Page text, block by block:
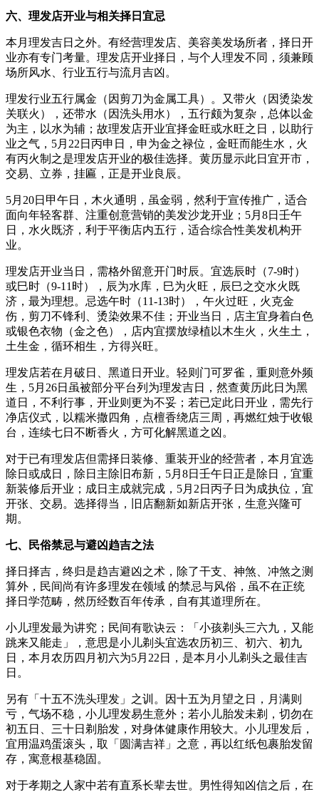
六、理发店开业与相关择日宜忌
本月理发吉日之外。有经营理发店、美容美发场所者，择日开
业亦有专门考量。理发店开业择日，与个人理发不同，须兼顾
场所风水、行业五行与流月吉凶。
理发行业五行属金（因剪刀为金属工具）。又带火（因烫染发
关联火），还带水（因洗头用水），五行颇为复杂，总体以金
为主，以水为辅；故理发店开业宜择金旺或水旺之日，以助行
业之气，5月22日丙申日，申为金之禄位，金旺而能生水，火
有丙火制之是理发店开业的极佳选择。黄历显示此日宜开市，
交易、立券，挂匾，正是开业良辰。
5月20日甲午日，木火通明，虽金弱，然利于宣传推广，适合
面向年轻客群、注重创意营销的美发沙龙开业；5月8日壬午
日，水火既济，利于平衡店内五行，适合综合性美发机构开
业。
理发店开业当日，需格外留意开门时辰。宜选辰时（7-9时）
或巳时（9-11时），辰为水库，巳为火旺，辰巳之交水火既
济，最为理想。忌选午时（11-13时），午火过旺，火克金
伤，剪刀不锋利、烫染效果不佳；开业当日，店主宜身着白色
或银色衣物（金之色），店内宜摆放绿植以木生火，火生土，
土生金，循环相生，方得兴旺。
理发店若在月破日、黑道日开业。轻则门可罗雀，重则意外频
生，5月26日虽被部分平台列为理发吉日，然查黄历此日为黑
道日，不利行事，开业则更为不妥；若已定此日开业，需先行
净店仪式，以糯米撒四角，点檀香绕店三周，再燃红烛于收银
台，连续七日不断香火，方可化解黑道之凶。
对于已有理发店但需择日装修、重装开业的经营者，本月宜选
除日或成日，除日主除旧布新，5月8日壬午日正是除日，宜重
新装修后开业；成日主成就完成，5月2日丙子日为成执位，宜
开张、交易。选择得当，旧店翻新如新店开张，生意兴隆可
期。
七、民俗禁忌与避凶趋吉之法
择日择吉，终归是趋吉避凶之术，除了干支、神煞、冲煞之测
算外，民间尚有许多理发在领域 的禁忌与风俗，虽不在正统
择日学范畴，然历经数百年传承，自有其道理所在。
小儿理发最为讲究；民间有歌诀云：「小孩剃头三六九，又能
跳来又能走」，意思是小儿剃头宜选农历初三、初六、初九
日，本月农历四月初六为5月22日，是本月小儿剃头之最佳吉
日。
另有「十五不洗头理发」之训。因十五为月望之日，月满则
亏，气场不稳，小儿理发易生意外；若小儿胎发未剃，切勿在
初五日、三十日剃胎发，对身体健康作用较大。小儿理发后，
宜用温鸡蛋滚头，取「圆满吉祥」之意，再以红纸包裹胎发留
存，寓意根基稳固。
对于孝期之人家中若有直系长辈去世。男性得知凶信之后，在